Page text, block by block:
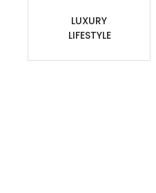
LUXURY
LIFESTYLE